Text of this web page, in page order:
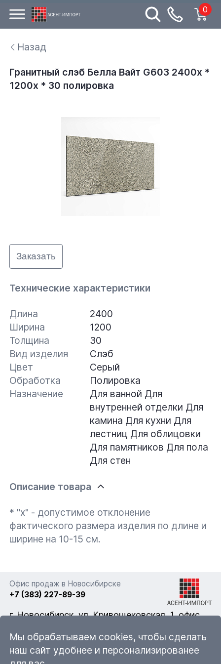
0
Назад
Гранитный слэб Белла Вайт G603 2400х *
1200х * 30 полировка
Заказать
Технические характеристики
Длина
2400
Ширина
1200
Толщина
30
Вид изделия
Слэб
Цвет
Серый
Обработка
Полировка
Назначение
Для ванной Для
внутренней отделки Для
камина Для кухни Для
лестниц Для облицовки
Для памятников Для пола
Для стен
Описание товара
* "x" - допустимое отклонение
фактического размера изделия по длине и
ширине на 10-15 см.
Офис продаж в Новосибирске
+7 (383) 227-89-39
г. Новосибирск, ул. Кривощековская, 1, офис
Мы обрабатываем cookies, чтобы сделать
наш сайт удобнее и персонализированее